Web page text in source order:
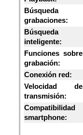
Búsqueda
grabaciones:
Búsqueda
inteligente:
Funciones sobre
grabación:
Conexión red:
Velocidad de
transmisión:
Compatibilidad
smartphone: